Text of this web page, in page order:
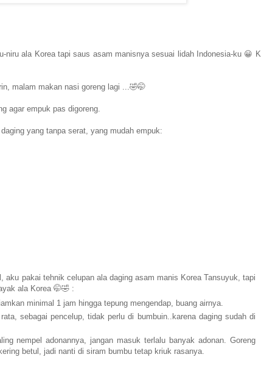
niru ala Korea tapi saus asam manisnya sesuai lidah Indonesia-ku 😀
malam makan nasi goreng lagi ...🤣🤭
agar empuk pas digoreng.
yang tanpa serat, yang mudah empuk:
aku pakai tehnik celupan ala daging asam manis Korea Tansuyuk, tapi
ala Korea 🤭🤣 :
minimal 1 jam hingga tepung mengendap, buang airnya.
sebagai pencelup, tidak perlu di bumbuin..karena daging sudah di
nempel adonannya, jangan masuk terlalu banyak adonan. Goreng
betul, jadi nanti di siram bumbu tetap kriuk rasanya.